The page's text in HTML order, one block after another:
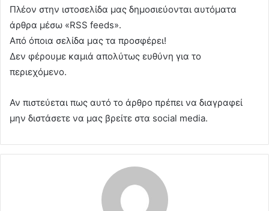
Πλέον στην ιστοσελίδα μας δημοσιεύονται αυτόματα
άρθρα μέσω «RSS feeds».
Από όποια σελίδα μας τα προσφέρει!
Δεν φέρουμε καμιά απολύτως ευθύνη για το
περιεχόμενο.
Αν πιστεύεται πως αυτό το άρθρο πρέπει να διαγραφεί
μην διστάσετε να μας βρείτε στα social media.